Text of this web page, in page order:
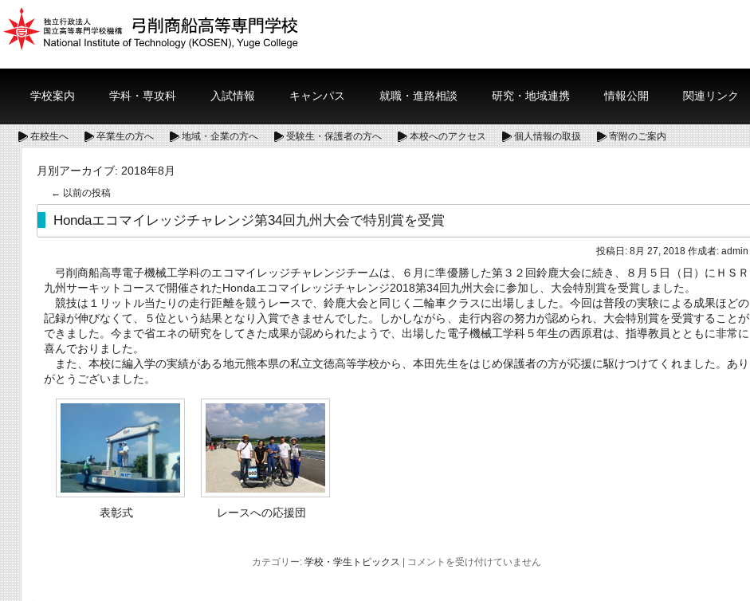
学校案内 学科・専攻科 入試情報 キャンパス 就職・進路相談 研究・地域連携 情報公開 関連リンク
在校生へ 卒業生の方へ 地域・企業の方へ 受験生・保護者の方へ 本校へのアクセス 個人情報の取扱 寄附のご案内
月別アーカイブ: 2018年8月
← 以前の投稿
Hondaエコマイレッジチャレンジ第34回九州大会で特別賞を受賞
投稿日: 8月 27, 2018 作成者: admin
弓削商船高専電子機械工学科のエコマイレッジチャレンジチームは、６月に準優勝した第３２回鈴鹿大会に続き、８月５日（日）にＨＳＲ
九州サーキットコースで開催されたHondaエコマイレッジチャレンジ2018第34回九州大会に参加し、大会特別賞を受賞しました。
競技は１リットル当たりの走行距離を競うレースで、鈴鹿大会と同じく二輪車クラスに出場しました。今回は普段の実験による成果ほどの
記録が伸びなくて、５位という結果となり入賞できませんでした。しかしながら、走行内容の努力が認められ、大会特別賞を受賞することが
できました。今まで省エネの研究をしてきた成果が認められたようで、出場した電子機械工学科５年生の西原君は、指導教員とともに非常に
喜んでおりました。
また、本校に編入学の実績がある地元熊本県の私立文徳高等学校から、本田先生をはじめ保護者の方が応援に駆けつけてくれました。あり
がとうございました。
表彰式 レースへの応援団
カテゴリー: 学校・学生トピックス
Honda
コメントを受け付けていません